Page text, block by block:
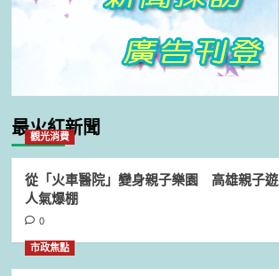
最火紅新聞
觀光消費
從「火車醫院」變身親子樂園 高雄親子遊
人氣爆棚
0
市政焦點